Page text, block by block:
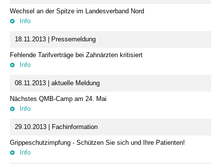
Wechsel an der Spitze im Landesverband Nord
Info
18.11.2013 | Pressemeldung
Fehlende Tarifverträge bei Zahnärzten kritisiert
Info
08.11.2013 | aktuelle Meldung
Nächstes QMB-Camp am 24. Mai
Info
29.10.2013 | Fachinformation
Grippeschutzimpfung - Schützen Sie sich und Ihre Patienten!
Info